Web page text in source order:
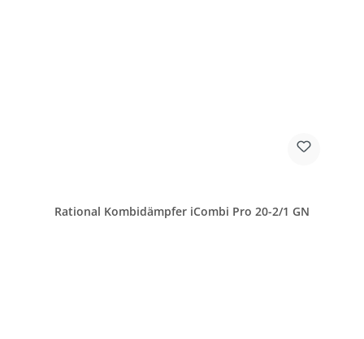
Rational Kombidämpfer iCombi Pro 20-2/1 GN